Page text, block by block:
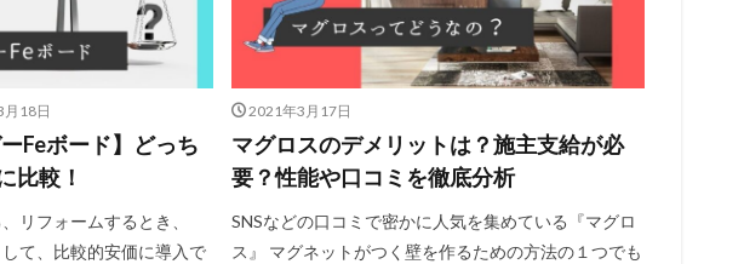
18日
Feボード】どっち
比較！
リフォームするとき、
て、比較的安価に導入で
2021年3月17日
マグロスのデメリットは？施主支給が必
要？性能や口コミを徹底分析
SNSなどの口コミで密かに人気を集めている『マグロ
ス』 マグネットがつく壁を作るための方法の１つでも